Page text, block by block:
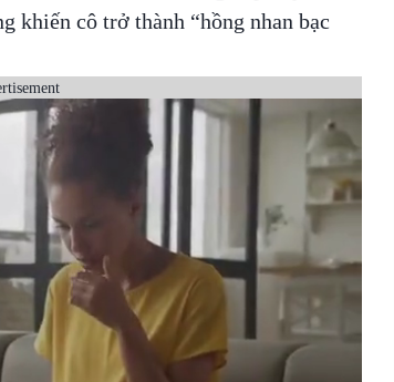
khiến cô trở thành “hồng nhan bạc